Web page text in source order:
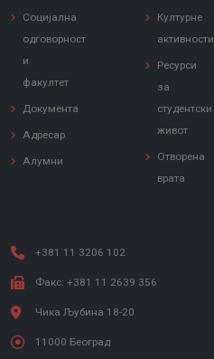
Социјална
одговорност
и
факултет
Документа
Адресар
Алумни
Културне
активности
Ресурси
за
студентски
живот
Отворена
врата
+381 11 3206 102
Факс: +381 11 2639 356
Чика Љубина 18-20
11000 Београд